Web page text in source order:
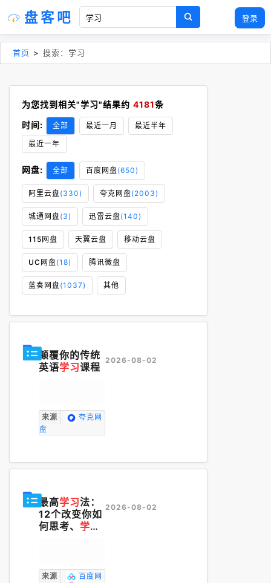
登录
盘客吧
首页 > 搜索：学习
为您找到相关"学习"结果约 4181条
时间:
全部 最近一月
最近半年
最近一年
网盘: 全部 百度网盘(650)
阿里云盘(330) 夸克网盘(2003)
城通网盘(3) 迅雷云盘(140)
115网盘 天翼云盘 移动云盘
UC网盘(18) 腾讯微盘
蓝奏网盘(1037) 其他
颠覆你的传统
英语学习课程
来源
夸克网
盘
2026-08-02
最高学习法：
12个改变你如
何思考、 学习
来源
百度网
2026-08-02